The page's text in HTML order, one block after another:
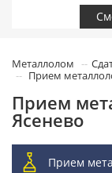
Металлолом
Прием
Прием
Ясенево
Прием